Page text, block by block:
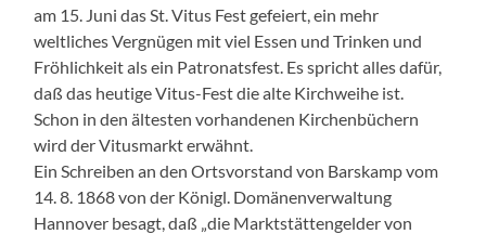
am 15. Juni das St. Vitus Fest gefeiert, ein mehr
weltliches Vergnügen mit viel Essen und Trinken und
Fröhlichkeit als ein Patronatsfest. Es spricht alles dafür,
daß das heutige Vitus-Fest die alte Kirchweihe ist.
Schon in den ältesten vorhandenen Kirchenbüchern
wird der Vitusmarkt erwähnt.
Ein Schreiben an den Ortsvorstand von Barskamp vom
14. 8. 1868 von der Königl. Domänenverwaltung
Hannover besagt, daß „die Marktstättengelder von